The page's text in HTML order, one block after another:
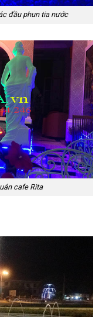
đầu phun tia nước
cafe Rita